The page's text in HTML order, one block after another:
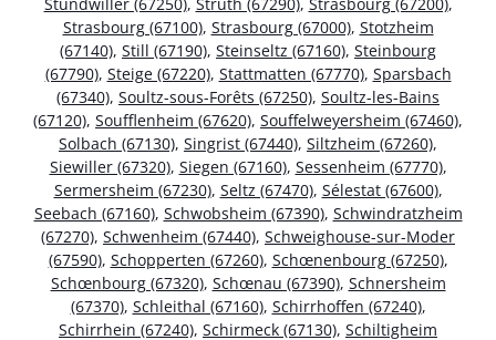
Strasbourg (67100), Strasbourg (67000), Stotzheim
(67140), Still (67190), Steinseltz (67160), Steinbourg
(67790), Steige (67220), Stattmatten (67770), Sparsbach
(67340), Soultz-sous-Forêts (67250), Soultz-les-Bains
(67120), Soufflenheim (67620), Souffelweyersheim (67460),
Solbach (67130), Singrist (67440), Siltzheim (67260),
Siewiller (67320), Siegen (67160), Sessenheim (67770),
Sermersheim (67230), Seltz (67470), Sélestat (67600),
Seebach (67160), Schwobsheim (67390), Schwindratzheim
(67270), Schwenheim (67440), Schweighouse-sur-Moder
(67590), Schopperten (67260), Schœnenbourg (67250),
Schœnbourg (67320), Schœnau (67390), Schnersheim
(67370), Schleithal (67160), Schirrhoffen (67240),
Schirrhein (67240), Schirmeck (67130), Schiltigheim